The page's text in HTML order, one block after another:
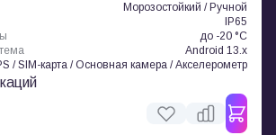
Морозостойкий / Ручной
IP65
до -20 °C
Android 13.x
/ SIM-карта / Основная камера / Акселерометр